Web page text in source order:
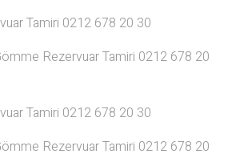
Tamiri 0212 678 20 30
Rezervuar Tamiri 0212 678 20
Tamiri 0212 678 20 30
Rezervuar Tamiri 0212 678 20